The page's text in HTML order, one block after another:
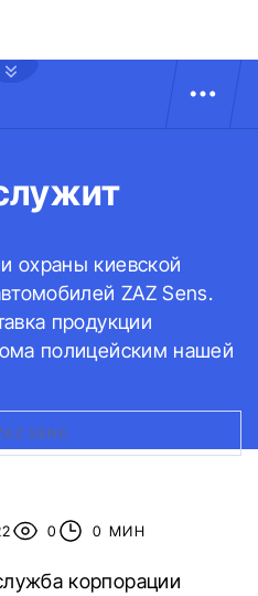
охраны киевской
ZAZ Sens.
продукции
полицейским нашей
SENS
0 0 МИН
корпорации